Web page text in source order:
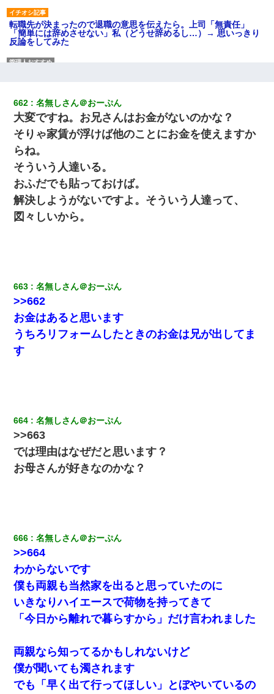
転職先が決まったので退職の意思を伝えたら。上司「無責任」
「簡単には辞めさせない」私（どうせ辞めるし…）→ 思いっきり
反論をしてみた
隣室のお婆ちゃん「下階からの異臭に困ってる、今もすっごく臭
い」私「変だなあ～なにも臭わないよ」→ その後。警察『絶対に
窓とドアを開けないで』
嫁が弁護士を連れてきて「悪いと思うなら慰謝料を払って離婚し
ろ」→ 俺「完全に恐喝になってますね」「お前、これが詐欺だっ
て知ってる？」
旦那の元カノをSNSで探して写真を保存して顔面評価スレで写真
を晒してた。ほとんどがブスという評価の中で二人ほど意外に好
私「まとめ買いして冷凍ストックしてる」Ａ「ずるい！クレク
レ！」私「なんでよ」Ａ「ケーチ！バーカ！」→ 後日、Ａ旦那が
凸してきた
最近うちの庭に知らない男の人がしょっちゅう入ってくる。それ
男だけどリベンジポノレノの被害者になって未だに人生が立ち直
せない
クラスで一人無口で誰とも話さない男子がいた。→修学旅行に来
なかったその男子に女子達がお土産を渡した。5分後…
とっさに女児を捕まえたら変質者扱いされた。母親「あっち行っ
てよ！気持ち悪い！（ｼｯｼｯ」→ 後日、俺を見つけた母親がすっ飛
んできて・・・
何年か前に妹は離婚している。当時生まれた姪が義弟の子じゃな
かったため妹有責での離婚になり…
日曜日、会社の窓を見ると同僚の姿。俺（あれ？ディズニーシー
じゃ？）→俺電話「今何してんの？」同僚「シーで並んでるこ
と！」俺「会社にいない？」→次の瞬間、すごい鳥肌が立った
662 名無しさん＠おーぷん
大変ですね。お兄さんはお金がないのかな？
そりゃ家賃が浮けば他のことにお金を使えますか
らね。
そういう人達いる。
おふだでも貼っておけば。
解決しようがないですよ。そういう人達って、
図々しいから。
663 名無しさん＠おーぷん
>>662
お金はあると思います
うちろリフォームしたときのお金は兄が出してま
す
664 名無しさん＠おーぷん
>>663
では理由はなぜだと思います？
お母さんが好きなのかな？
666 名無しさん＠おーぷん
>>664
わからないです
僕も両親も当然家を出ると思っていたのに
いきなりハイエースで荷物を持ってきて
「今日から離れで暮らすから」だけ言われました
両親なら知ってるかもしれないけど
僕が聞いても濁されます
でも「早く出て行ってほしい」とぼやいているの